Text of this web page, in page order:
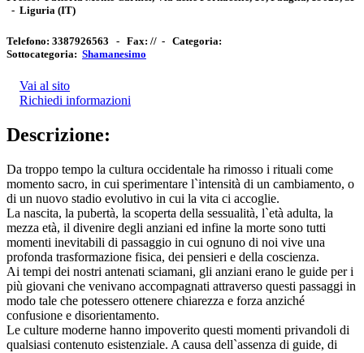
- Liguria (IT)
Telefono: 3387926563 - Fax: // - Categoria:
Sottocategoria: Shamanesimo
Vai al sito
Richiedi informazioni
Descrizione:
Da troppo tempo la cultura occidentale ha rimosso i rituali come
momento sacro, in cui sperimentare l`intensità di un cambiamento, o
di un nuovo stadio evolutivo in cui la vita ci accoglie.
La nascita, la pubertà, la scoperta della sessualità, l`età adulta, la
mezza età, il divenire degli anziani ed infine la morte sono tutti
momenti inevitabili di passaggio in cui ognuno di noi vive una
profonda trasformazione fisica, dei pensieri e della coscienza.
Ai tempi dei nostri antenati sciamani, gli anziani erano le guide per i
più giovani che venivano accompagnati attraverso questi passaggi in
modo tale che potessero ottenere chiarezza e forza anziché
confusione e disorientamento.
Le culture moderne hanno impoverito questi momenti privandoli di
qualsiasi contenuto esistenziale. A causa dell`assenza di guide, di